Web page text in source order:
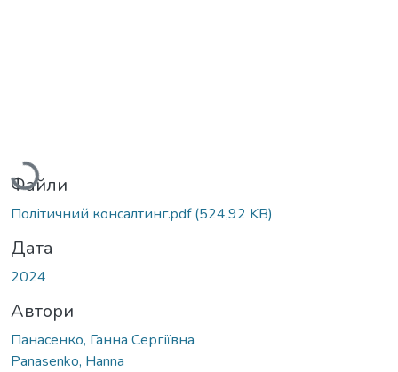
Вантажиться...
Файли
Політичний консалтинг.pdf(524,92 KB)
Дата
2024
Автори
Панасенко, Ганна Сергіївна
Panasenko, Hanna